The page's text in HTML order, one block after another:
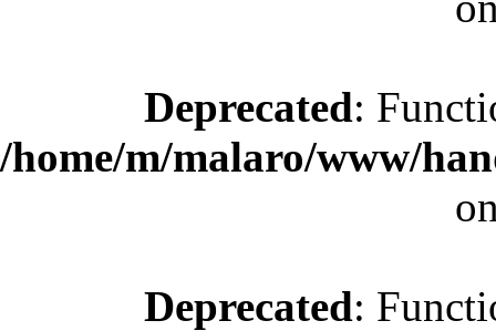
Deprecated:
/home/m/malaro/www/
Deprecated: